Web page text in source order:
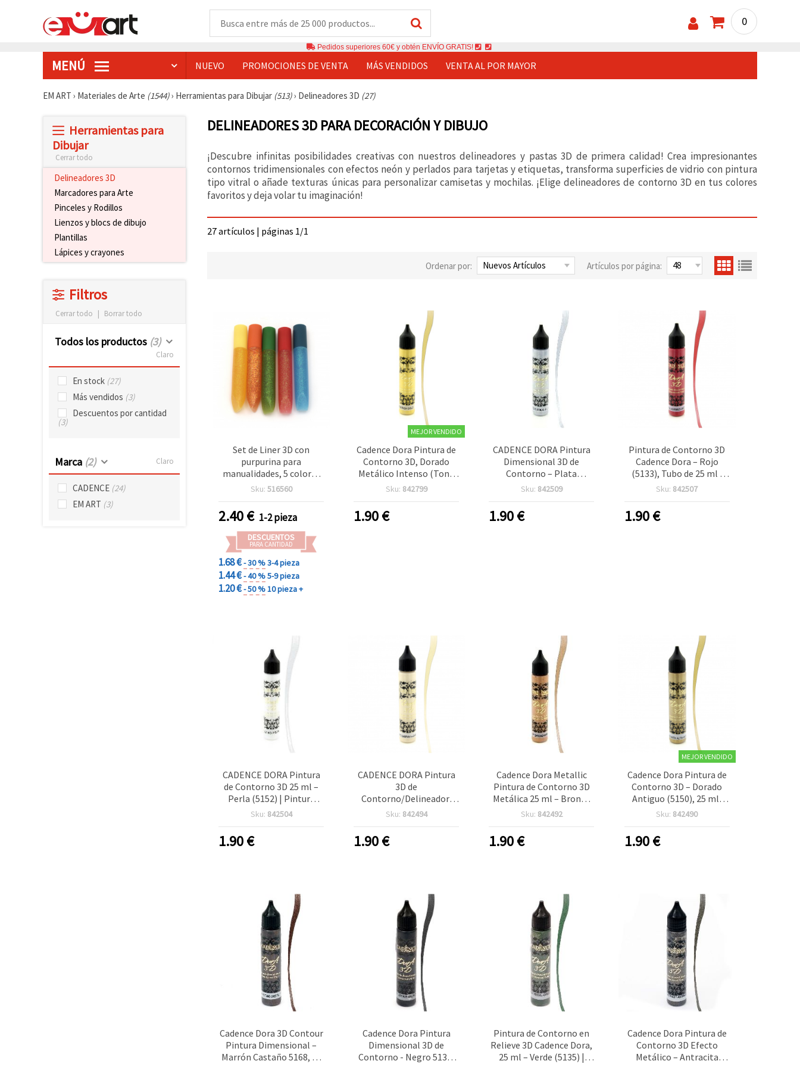
0
Pedidos superiores 60€ y obtén ENVÍO GRATIS!
MENÚ NUEVO PROMOCIONES DE VENTA MÁS VENDIDOS VENTA AL POR MAYOR
EM ART › Materiales de Arte (1544)› Herramientas para Dibujar (513)› Delineadores 3D (27)
Herramientas para
Dibujar
Cerrar todo
Delineadores 3D
Marcadores para Arte
Pinceles y Rodillos
Lienzos y blocs de dibujo
Plantillas
Lápices y crayones
Filtros
Cerrar todo | Borrar todo
Todos los productos (3)
Claro
En stock (27)
Más vendidos (3)
Descuentos por cantidad
(3)
Marca (2) Claro
CADENCE (24)
EM ART (3)
DELINEADORES 3D PARA DECORACIÓN Y DIBUJO
¡Descubre infinitas posibilidades creativas con nuestros delineadores y pastas 3D de primera calidad! Crea impresionantes
contornos tridimensionales con efectos neón y perlados para tarjetas y etiquetas, transforma superficies de vidrio con pintura
tipo vitral o añade texturas únicas para personalizar camisetas y mochilas. ¡Elige delineadores de contorno 3D en tus colores
favoritos y deja volar tu imaginación!
27 artículos | páginas 1/1
Ordenar por: Artículos por página:
Set de Liner 3D con
purpurina para
manualidades, 5 colores
surtidos x 10 g
Sku: 516560
2.40€ 1-2 pieza
DESCUENTOS
PARA CANTIDAD
1.68 €- 30 %3-4 pieza
1.44 €- 40 %5-9 pieza
1.20 €- 50 %10 pieza +
MEJOR VENDIDO
Cadence Dora Pintura de
Contorno 3D, Dorado
Metálico Intenso (Tono
Oro) 5136 – 25 ml,
Manualidades
Sku: 842799
1.90€
CADENCE DORA Pintura
Dimensional 3D de
Contorno – Plata
Metálica (5132), Tubo 25
para Manualidades,
Scrapbooking y Bricolaje
Sku: 842509
1.90€
Pintura de Contorno 3D
Cadence Dora – Rojo
(5133), Tubo de 25 ml |
Delineador dimensional
detalles DIY,
scrapbooking y tarjetería
Sku: 842507
1.90€
CADENCE DORA Pintura
de Contorno 3D 25 ml –
Perla (5152) | Pintura
dimensional efecto perla
manualidades y
decoración DIY
Sku: 842504
1.90€
CADENCE DORA Pintura
3D de
Contorno/Delineador,
Champán Metálico (Tono
de Efecto Dimensional
para Manualidades y
Sku: 842494
1.90€
Cadence Dora Metallic
Pintura de Contorno 3D
Metálica 25 ml – Bronce
(5167), Liner Dimensional
Contornos y Detalles DIY
Sku: 842492
1.90€
MEJOR VENDIDO
Cadence Dora Pintura de
Contorno 3D – Dorado
Antiguo (5150), 25 ml,
Delineador Dimensional
Manualidades y Técnicas
Mixtas, Acabado Tono
Sku: 842490
1.90€
Cadence Dora 3D Contour
Pintura Dimensional –
Marrón Castaño 5168, 25
Cadence Dora Pintura
Dimensional 3D de
Contorno - Negro 5131,
Pintura de Contorno en
Relieve 3D Cadence Dora,
25 ml – Verde (5135) |
Cadence Dora Pintura de
Contorno 3D Efecto
Metálico – Antracita